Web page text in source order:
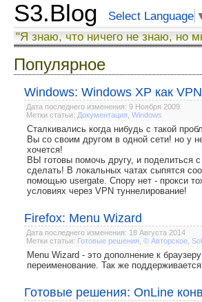
S3.Blog Select Language
"Я знаю, что ничего не знаю, но
Популярное
Windows: Windows XP как
Дата последнего изменения: 9 Ноября 2009
Метки статьи: Документация Windows
Сталкивались когда нибудь с такой
Вы со своим другом в одной сети! но у
хочется!
ВЫ готовы помочь другу, и поделиться
сделать! В локальных чатах сыпятся
помощью usergate. Спору нет - прокси
условиях через VPN туннелирование!
Firefox: Menu Wizard
Дата последнего изменения: 18 Августа 2014
Метки статьи: Готовые решения © Авторское
Menu Wizard - это дополнение к
переименование. Так же
Готовые решения: OnLine